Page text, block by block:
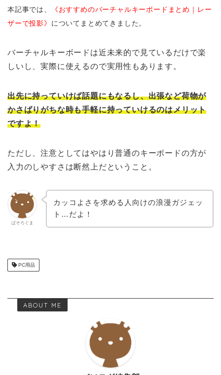
本記事では、
《おすすめのバーチャルキーボードまとめ｜レー
ザーで投影》 についてまとめてきました。
バーチャルキーボードは近未来的で見ているだけで楽
しいし、実際に使えるので実用性もあります。
出先に持っていけば話題にもなるし、出張など荷物が
かさばりがちな時も手軽に持っていけるのはメリット
ですよ！
ただし、注意としてはやはり普通のキーボードの方が
入力のしやすさは断然上だということ。
ぱそろぐま
カッコよさを求める人向けの浪漫ガジェッ
ト…だよ！
PC用品
ABOUT ME